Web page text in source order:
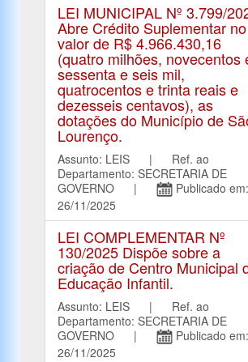
LEI MUNICIPAL Nº 3.799/
Abre Crédito Suplementar no
valor de R$ 4.966.430,16
(quatro milhões, novecentos
sessenta e seis mil,
quatrocentos e trinta reais e
dezesseis centavos), as
dotações do Município de
Lourenço.
Assunto: LEIS | Ref. ao
Departamento: SECRETARIA DE
GOVERNO |
Publicado em:
26/11/2025
LEI COMPLEMENTAR Nº
130/2025 Dispõe sobre a
criação de Centro Municipal
Educação Infantil.
Assunto: LEIS | Ref. ao
Departamento: SECRETARIA DE
GOVERNO |
Publicado em:
26/11/2025